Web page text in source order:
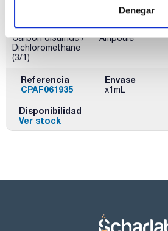
Denegar
Disolvente
Carbon disulfide /
Dichloromethane
(3/1)
Envase
Ampoule
Referencia
CPAF061935
Envase
x1mL
Disponibilidad
Ver stock